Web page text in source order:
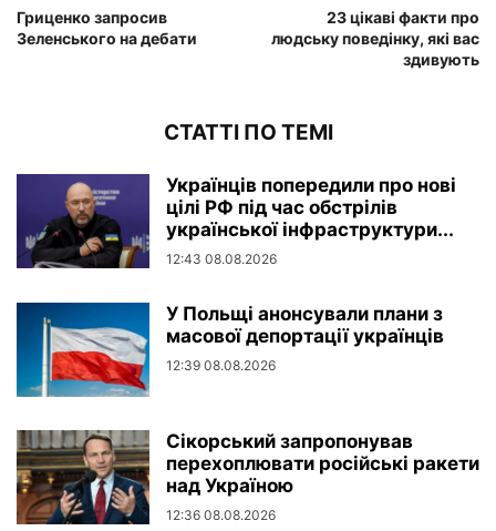
Гриценко запросив
Зеленського на дебати
23 цікаві факти про
людську поведінку, які вас
здивують
СТАТТІ ПО ТЕМІ
Українців попередили про нові
цілі РФ під час обстрілів
української інфраструктури...
12:43 08.08.2026
У Польщі анонсували плани з
масової депортації українців
12:39 08.08.2026
Сікорський запропонував
перехоплювати російські ракети
над Україною
12:36 08.08.2026